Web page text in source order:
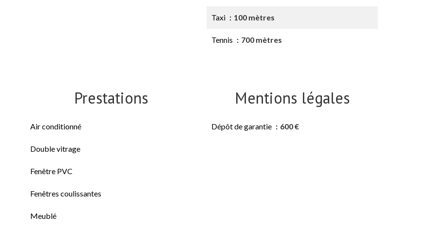
Taxi 100 mètres
Tennis 700 mètres
Prestations
Air conditionné
Double vitrage
Fenêtre PVC
Fenêtres coulissantes
Meublé
Mentions légales
Dépôt de garantie 600 €